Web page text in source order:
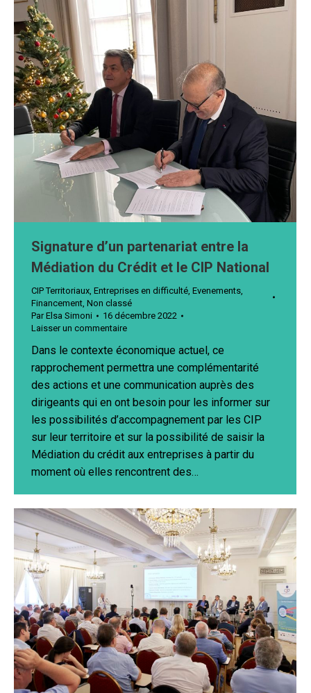
Signature d’un partenariat entre la
Médiation du Crédit et le CIP National
CIP Territoriaux Entreprises en difficulté Evenements
Financement Non classé
ParElsa Simoni
16 décembre 2022
Laisser un commentaire
Dans le contexte économique actuel, ce
rapprochement permettra une complémentarité
des actions et une communication auprès des
dirigeants qui en ont besoin pour les informer sur
les possibilités d’accompagnement par les CIP
sur leur territoire et sur la possibilité de saisir la
Médiation du crédit aux entreprises à partir du
moment où elles rencontrent des…